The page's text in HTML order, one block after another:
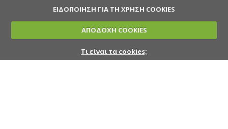
ΕΙΔΟΠΟΙΗΣΗ ΓΙΑ ΤΗ ΧΡΗΣΗ COOKIES
ΑΠΟΔΟΧΗ COOKIES
Τι είναι τα cookies;